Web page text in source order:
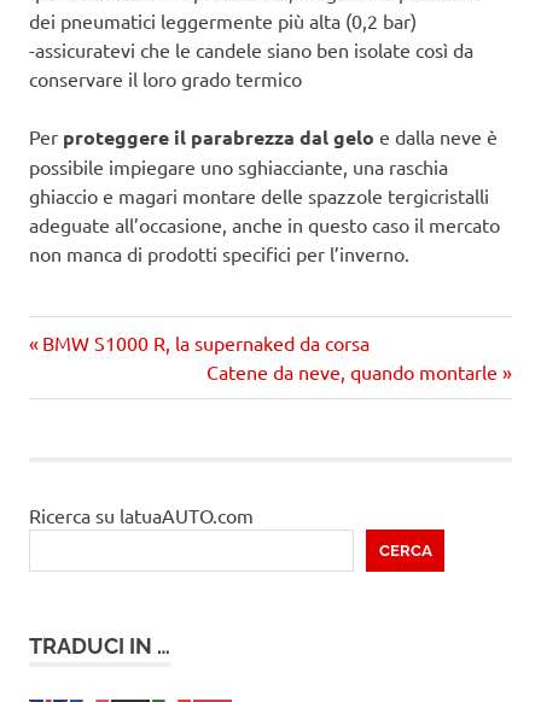
dei pneumatici leggermente più alta (0,2 bar)
-assicuratevi che le candele siano ben isolate così da
conservare il loro grado termico
Per proteggere il parabrezza dal gelo e dalla neve è
possibile impiegare uno sghiacciante, una raschia
ghiaccio e magari montare delle spazzole tergicristalli
adeguate all’occasione, anche in questo caso il mercato
non manca di prodotti specifici per l’inverno.
Navigazione
articoli
Precedente
BMW S1000 R, la supernaked da corsa
Prossimo
articolo
Catene da neve, quando montarle
Ricerca su latuaAUTO.com
CERCA
TRADUCI IN …